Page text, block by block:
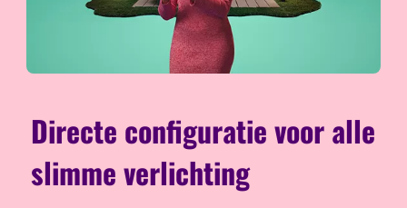
Directe configuratie voor alle
slimme verlichting